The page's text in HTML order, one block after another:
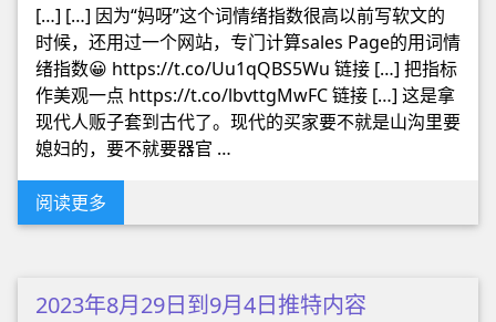
[…] […] 因为“妈呀”这个词情绪指数很高以前写软文的
时候，还用过一个网站，专门计算sales Page的用词情
绪指数😀 https://t.co/Uu1qQBS5Wu 链接 […] 把指标
作美观一点 https://t.co/lbvttgMwFC 链接 […] 这是拿
现代人贩子套到古代了。现代的买家要不就是山沟里要
媳妇的，要不就要器官 …
阅读更多
2023年8月29日到9月4日推特内容